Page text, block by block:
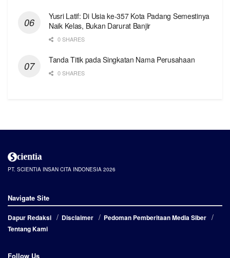
Yusri Latif: Di Usia ke-357 Kota Padang Semestinya
Naik Kelas, Bukan Darurat Banjir
0 SHARES
Tanda Titik pada Singkatan Nama Perusahaan
0 SHARES
PT. SCIENTIA INSAN CITA INDONESIA 2026
Navigate Site
Dapur Redaksi Disclaimer
Pedoman Pemberitaan Media Siber
Tentang Kami
Follow Us